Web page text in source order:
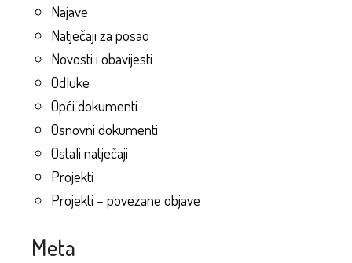
Najave
Natječaji za posao
Novosti i obavijesti
Odluke
Opći dokumenti
Osnovni dokumenti
Ostali natječaji
Projekti
Projekti – povezane objave
Meta